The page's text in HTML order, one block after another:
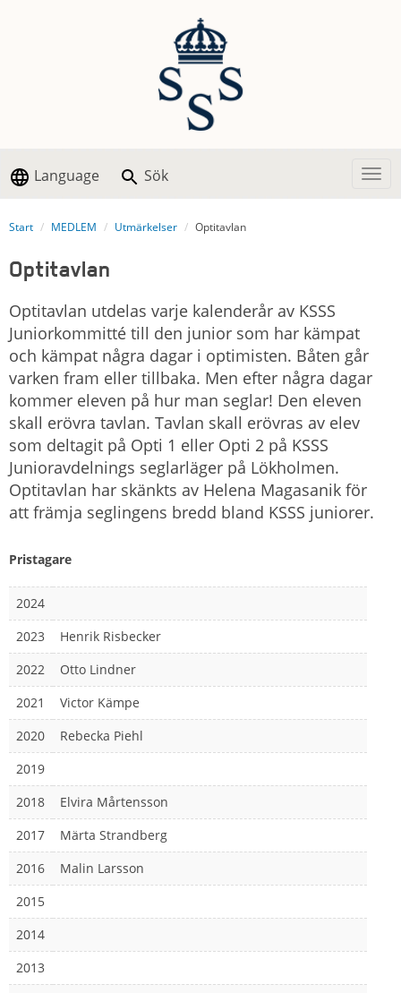
Language Sök
Start MEDLEM Utmärkelser Optitavlan
Optitavlan
Optitavlan utdelas varje kalenderår av KSSS
Juniorkommitté till den junior som har kämpat
och kämpat några dagar i optimisten. Båten går
varken fram eller tillbaka. Men efter några dagar
kommer eleven på hur man seglar! Den eleven
skall erövra tavlan. Tavlan skall erövras av elev
som deltagit på Opti 1 eller Opti 2 på KSSS
Junioravdelnings seglarläger på Lökholmen.
Optitavlan har skänkts av Helena Magasanik för
att främja seglingens bredd bland KSSS juniorer.
Pristagare
2024
2023
Henrik Risbecker
2022
Otto Lindner
2021
Victor Kämpe
2020
Rebecka Piehl
2019
2018
Elvira Mårtensson
2017
Märta Strandberg
2016
Malin Larsson
2015
2014
2013